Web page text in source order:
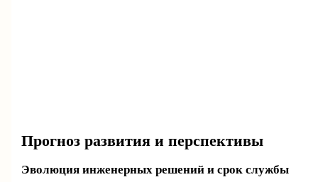
Прогноз развития и перспективы
Эволюция инженерных решений и срок службы